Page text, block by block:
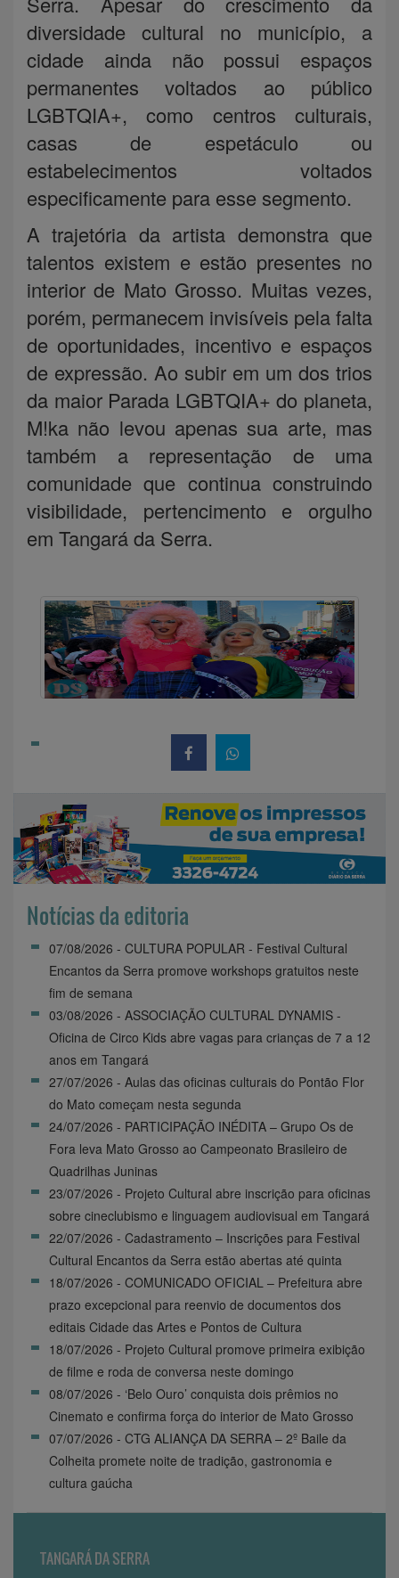
diversidade cultural no município, a
cidade ainda não possui espaços
permanentes voltados ao público
LGBTQIA+, como centros culturais,
casas de espetáculo ou
estabelecimentos voltados
especificamente para esse segmento.
A trajetória da artista demonstra que
talentos existem e estão presentes no
interior de Mato Grosso. Muitas vezes,
porém, permanecem invisíveis pela falta
de oportunidades, incentivo e espaços
de expressão. Ao subir em um dos trios
da maior Parada LGBTQIA+ do planeta,
M!ka não levou apenas sua arte, mas
também a representação de uma
comunidade que continua construindo
visibilidade, pertencimento e orgulho
em Tangará da Serra.
Notícias da editoria
07/08/2026 - CULTURA POPULAR - Festival Cultural
Encantos da Serra promove workshops gratuitos neste
fim de semana
03/08/2026 - ASSOCIAÇÃO CULTURAL DYNAMIS -
Oficina de Circo Kids abre vagas para crianças de 7 a 12
anos em Tangará
27/07/2026 - Aulas das oficinas culturais do Pontão Flor
do Mato começam nesta segunda
24/07/2026 - PARTICIPAÇÃO INÉDITA – Grupo Os de
Fora leva Mato Grosso ao Campeonato Brasileiro de
Quadrilhas Juninas
23/07/2026 - Projeto Cultural abre inscrição para oficinas
sobre cineclubismo e linguagem audiovisual em Tangará
22/07/2026 - Cadastramento – Inscrições para Festival
Cultural Encantos da Serra estão abertas até quinta
18/07/2026 - COMUNICADO OFICIAL – Prefeitura abre
prazo excepcional para reenvio de documentos dos
editais Cidade das Artes e Pontos de Cultura
18/07/2026 - Projeto Cultural promove primeira exibição
de filme e roda de conversa neste domingo
08/07/2026 - ‘Belo Ouro’ conquista dois prêmios no
Cinemato e confirma força do interior de Mato Grosso
07/07/2026 - CTG ALIANÇA DA SERRA – 2º Baile da
Colheita promete noite de tradição, gastronomia e
cultura gaúcha
TANGARÁ DA SERRA